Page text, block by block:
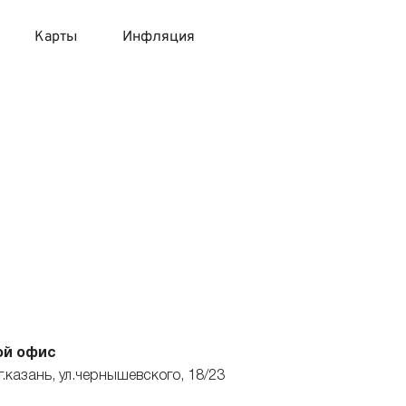
Карты Инфляция
офис
ул.чернышевского, 18/23